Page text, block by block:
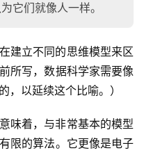
它们就像人一样。
建立不同的思维模型来区
所写，数据科学家需要像
，以延续这个比喻。）
味着，与非常基本的模型
限的算法。它更像是电子